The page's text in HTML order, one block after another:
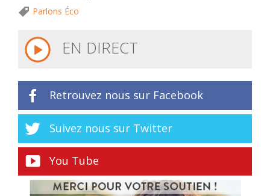
Parlons Éco
EN DIRECT
Retrouvez nous sur Facebook
Suivez nous sur Twitter
You Tube